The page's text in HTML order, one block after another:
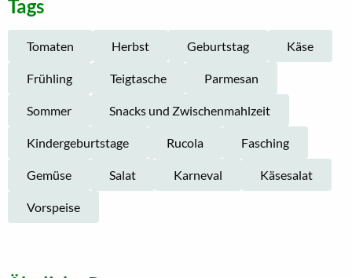
Tags
Tomaten Herbst Geburtstag Käse
Frühling Teigtasche Parmesan
Sommer Snacks und Zwischenmahlzeit
Kindergeburtstage Rucola Fasching
Gemüse Salat Karneval Käsesalat
Vorspeise